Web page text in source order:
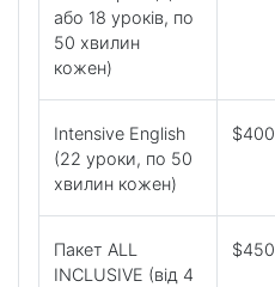
або 18 уроків, по
50 хвилин
кожен)
Intensive English
(22 уроки, по 50
хвилин кожен)
$400
Пакет ALL
INCLUSIVE (від 4
$450